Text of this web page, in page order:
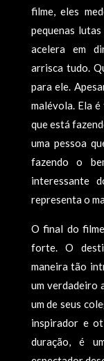
filme, eles
pequenas
acelera em
arrisca tudo.
para ele.
malévola. Ela
que está
uma pessoa
fazendo o
interessante
representa o
O final do
forte. O
maneira tão
um verdadeiro
um de seus
inspirador e
duração, é